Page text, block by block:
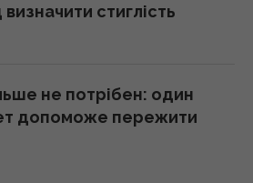
рейс для
сонячним затемненням
2026
ППО, що
Путіна", - The Telegraph
стиглість
не потрібен: один
допоможе пережити